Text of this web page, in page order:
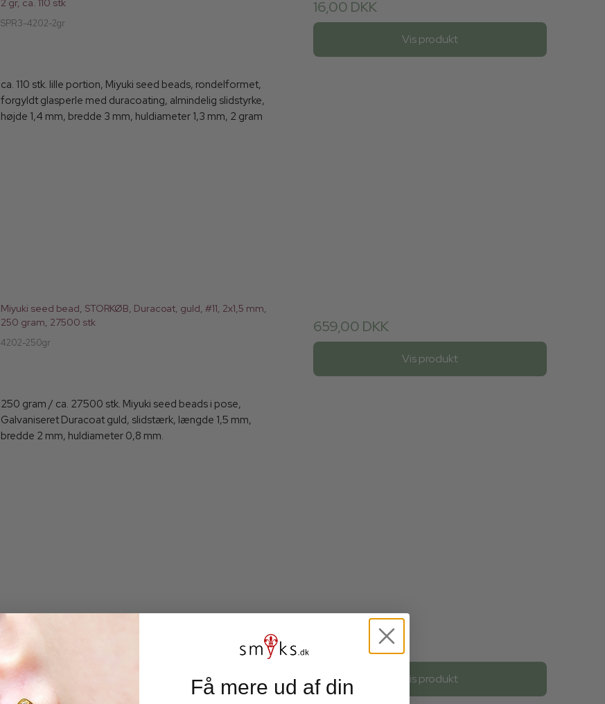
2 gr, ca. 110 stk
SPR3-4202-2gr
ca. 110 stk. lille portion, Miyuki seed beads, rondelformet,
forgyldt glasperle med duracoating, almindelig slidstyrke,
højde 1,4 mm, bredde 3 mm, huldiameter 1,3 mm, 2 gram
16,00 DKK
Vis produkt
Miyuki seed bead, STORKØB, Duracoat, guld, #11, 2x1,5 mm,
250 gram, 27500 stk
4202-250gr
250 gram / ca. 27500 stk. Miyuki seed beads i pose,
Galvaniseret Duracoat guld, slidstærk, længde 1,5 mm,
bredde 2 mm, huldiameter 0,8 mm.
659,00 DKK
Vis produkt
4202-8
39,00 DKK
Vis produkt
Få mere ud af din